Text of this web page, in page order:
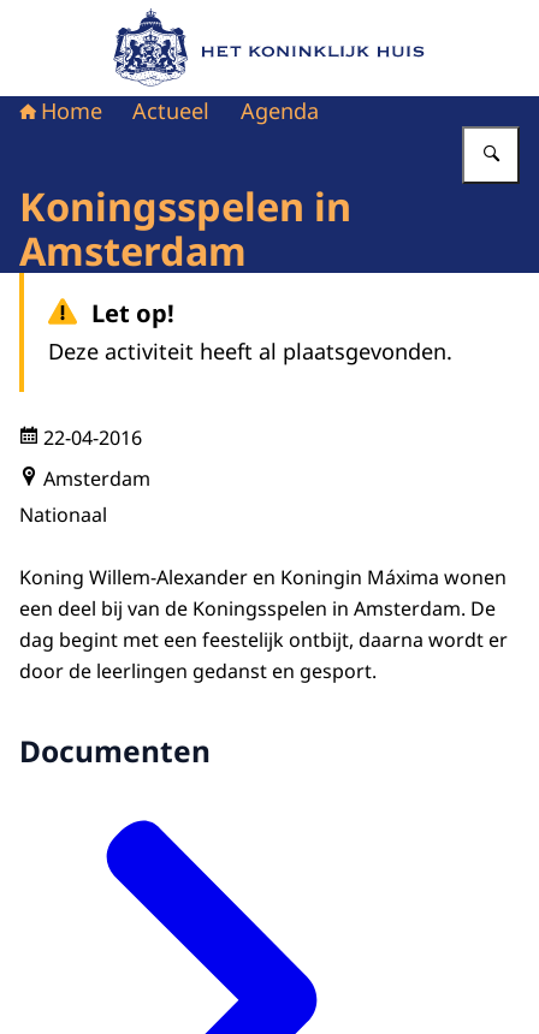
Naar de homepage van Het Koninklijk Huis
Home Actueel Agenda
Koningsspelen in
Amsterdam
Let op!
Deze activiteit heeft al plaatsgevonden.
22-04-2016
Amsterdam
Nationaal
Koning Willem-Alexander en Koningin Máxima wonen
een deel bij van de Koningsspelen in Amsterdam. De
dag begint met een feestelijk ontbijt, daarna wordt er
door de leerlingen gedanst en gesport.
Documenten